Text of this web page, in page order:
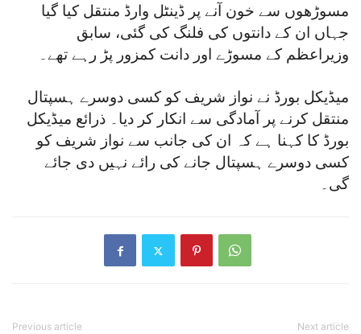
مسوڑھوں سے خون آنے پر ڈینٹل وارڈ منتقل کیا گیا
جہاں ان کے دانتوں کی فلنگ کی گئی، سابق
وزیراعظم کے مسوڑے اور دانت کمزور پڑ رہے تھے۔
میڈیکل بورڈ نے نواز شریف کو کسی دوسرے ہسپتال
منتقل کرنے پر آمادگی سے انکار کر دیا۔ ذرائع میڈیکل
بورڈ کا کہنا ہے کہ ان کی جانب سے نواز شریف کو
کسی دوسرے ہسپتال جانے کی رائے نہیں دی جائے
گی۔
Previous article Next article